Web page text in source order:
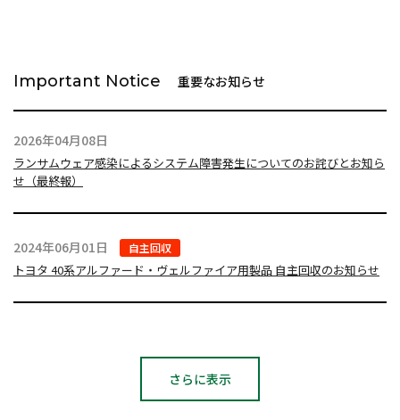
Important Notice 重要なお知らせ
2026年04月08日
ランサムウェア感染によるシステム障害発生についてのお詫びとお知ら
せ（最終報）
2024年06月01日 自主回収
トヨタ 40系アルファード・ヴェルファイア用製品 自主回収のお知らせ
さらに表示